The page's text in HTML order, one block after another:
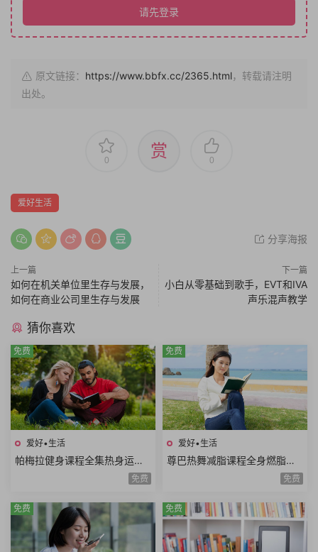
请先登录
原文链接： https://www.bbfx.cc/2365.html，转载请注明
出处。
0 赏 0
爱好生活
分享海报
上一篇
如何在机关单位里生存与发展，
如何在商业公司里生存与发展
下一篇
小白从零基础到歌手，EVT和IVA
声乐混声教学
猜你喜欢
爱好•生活
帕梅拉健身课程全集热身运动
全身训练腹部训练臀腿训练舞
免费
免费
爱好•生活
尊巴热舞减脂课程全身燃脂美
胸塑型缩腰平腹提臀塑腿Zumb
免费
免费
免费 免费